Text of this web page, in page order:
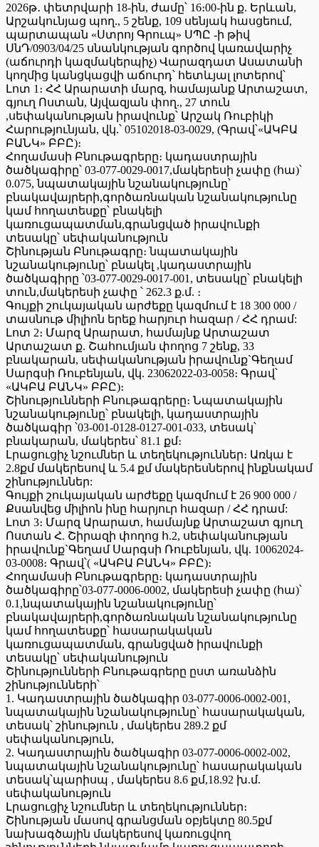
2026թ․ փետրվարի 18-ին, ժամը՝ 16։00-ին ք. Երևան,
Արշակունյաց պող., 5 շենք, 109 սենյակ հասցեում,
պարտապան «Ստրոյ Գրուպ» ՍՊԸ -ի թիվ
ՍնԴ/0903/04/25 սնանկության գործով կառավարիչ
(աճուրդի կազմակերպիչ) Վարազդատ Ասատանի
կողմից կանցկացվի աճուրդ՝ հետևյալ լոտերով՝
Լոտ 1։ ՀՀ Արարատի մարզ, համայանք Արտաշատ,
գյուղ Ոստան, Այվազյան փող., 27 տուն
,սեփականության իրավունք՝ Արշակ Ռուբիկի
Հարությունյան, վկ.՝ 05102018-03-0029, (Գրավ՝«ԱԿԲԱ
ԲԱՆԿ» ԲԲԸ)։
Հողամասի Բնութագրերը։ կադաստրային
ծածկագիրը՝ 03-077-0029-0017,մակերեսի չափը (հա)՝
0.075, նպատակային նշանակությունը՝
բնակավայրերի,գործառնական նշանակությունը
կամ հողատեսքը՝ բնակելի
կառուցապատման,գրանցված իրավունքի
տեսակը՝ սեփականություն
Շինության Բնութագրը։ նպատակային
նշանակությունը՝ բնակել ,կադաստրային
ծածկագիրը ՝03-077-0029-0017-001, տեսակը՝ բնակելի
տուն,մակերեսի չափը ՝ 262.3 ք.մ. ։
Գույքի շուկայական արժեքը կազմում է 18 300 000 /
տասնութ միլիոն երեք հարյուր հազար / ՀՀ դրամ:
Լոտ 2։ Մարզ Արարատ, համայնք Արտաշատ
Արտաշատ ք. Շահումյան փողոց 7 շենք, 33
բնակարան, սեփականության իրավունք`Գեղամ
Սարգսի Ռուբենյան, վկ. 23062022-03-0058։ Գրավ՝
«ԱԿԲԱ ԲԱՆԿ» ԲԲԸ)։
Շինությունների Բնութագրերը։ Նպատակային
նշանակությունը՝ բնակելի, կադաստրային
ծածկագիր ՝03-001-0128-0127-001-033, տեսակ՝
բնակարան, մակերես՝ 81.1 քմ։
Լրացուցիչ նշումներ և տեղեկություններ։ Առկա է
2.8քմ մակերեսով և 5.4 քմ մակերեսներով ինքնակամ
շինություններ:
Գույքի շուկայական արժեքը կազմում է 26 900 000 /
Քսանվեց միլիոն ինը հարյուր հազար / ՀՀ դրամ:
Լոտ 3։ Մարզ Արարատ, համայնք Արտաշատ գյուղ
Ոստան Հ. Շիրազի փողոց հ.2, սեփականության
իրավունք`Գեղամ Սարգսի Ռուբենյան, վկ. 10062024-
03-0008։ Գրավ՝( «ԱԿԲԱ ԲԱՆԿ» ԲԲԸ)։
Հողամասի Բնութագրերը։ կադաստրային
ծածկագիրը՝03-077-0006-0002, մակերեսի չափը (հա)՝
0.1,նպատակային նշանակությունը՝
բնակավայրերի,գործառնական նշանակությունը
կամ հողատեսքը՝ հասարակական
կառուցապատման, գրանցված իրավունքի
տեսակը՝ սեփականություն
Շինությունների Բնութագրերը ըստ առանձին
շինությունների՝
1. Կադաստրային ծածկագիր 03-077-0006-0002-001,
նպատակային նշանակությունը՝ հասարակական,
տեսակ՝ շինություն , մակերես 289.2 քմ
սեփականություն,
2. Կադաստրային ծածկագիր 03-077-0006-0002-002,
նպատակային նշանակությունը՝ հասարակական
տեսակ՝պարիսպ , մակերես 8.6 քմ,18.92 խ.մ.
սեփականություն
Լրացուցիչ նշումներ և տեղեկություններ։
Շինության մասով գրանցման օբյեկտը 80.5քմ
նախագծային մակերեսով կառուցվող